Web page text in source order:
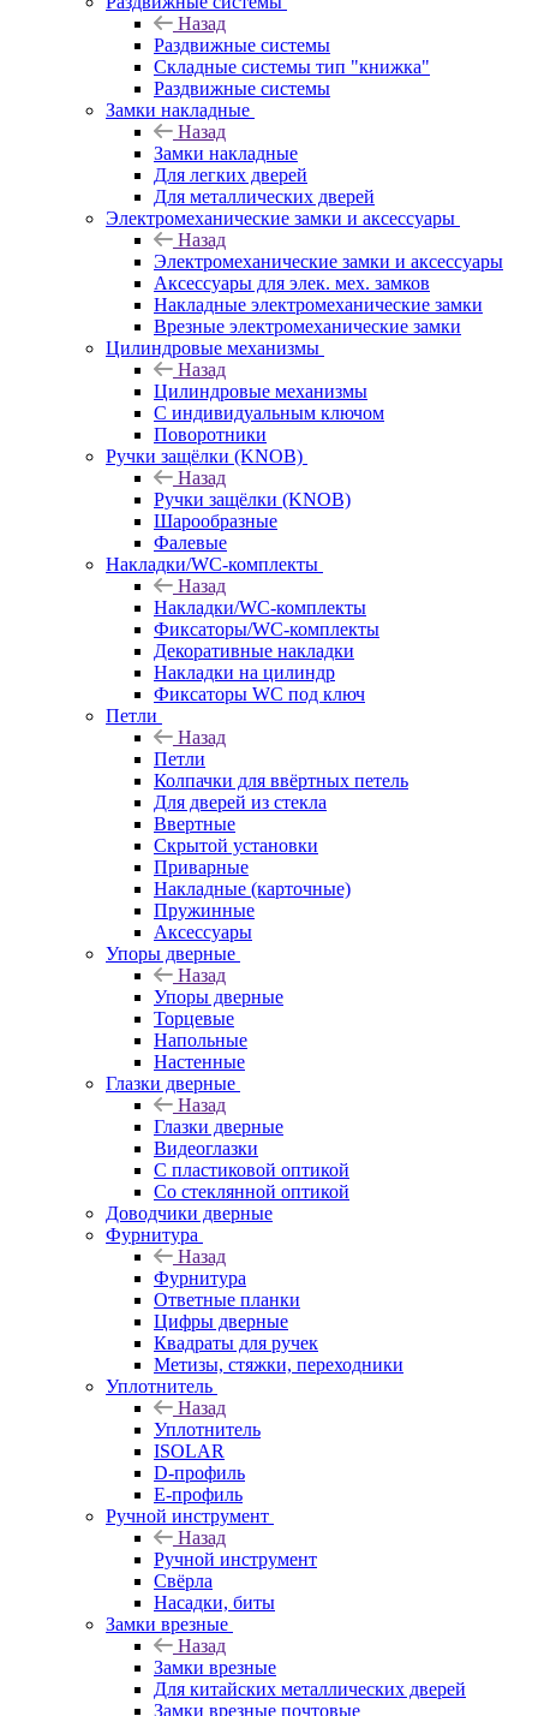
Назад
Раздвижные системы
Складные системы тип "книжка"
Раздвижные системы
Замки накладные
Назад
Замки накладные
Для легких дверей
Для металлических дверей
Электромеханические замки и аксессуары
Назад
Электромеханические замки и аксессуары
Аксессуары для элек. мех. замков
Накладные электромеханические замки
Врезные электромеханические замки
Цилиндровые механизмы
Назад
Цилиндровые механизмы
С индивидуальным ключом
Поворотники
Ручки защёлки (KNOB)
Назад
Ручки защёлки (KNOB)
Шарообразные
Фалевые
Накладки/WC-комплекты
Назад
Накладки/WC-комплекты
Фиксаторы/WC-комплекты
Декоративные накладки
Накладки на цилиндр
Фиксаторы WC под ключ
Петли
Назад
Петли
Колпачки для ввёртных петель
Для дверей из стекла
Ввертные
Скрытой установки
Приварные
Накладные (карточные)
Пружинные
Аксессуары
Упоры дверные
Назад
Упоры дверные
Торцевые
Напольные
Настенные
Глазки дверные
Назад
Глазки дверные
Видеоглазки
С пластиковой оптикой
Со стеклянной оптикой
Доводчики дверные
Фурнитура
Назад
Фурнитура
Ответные планки
Цифры дверные
Квадраты для ручек
Метизы, стяжки, переходники
Уплотнитель
Назад
Уплотнитель
ISOLAR
D-профиль
Е-профиль
Ручной инструмент
Назад
Ручной инструмент
Свёрла
Насадки, биты
Замки врезные
Назад
Замки врезные
Для китайских металлических дверей
Замки врезные почтовые